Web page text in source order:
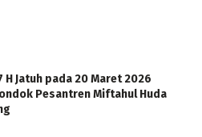
H Jatuh pada 20 Maret 2026
Pesantren Miftahul Huda